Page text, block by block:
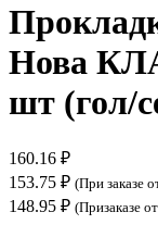
Нова
шт (гол/
160.16 ₽
153.75 ₽ (При заказе
148.95 ₽ (Призаказе